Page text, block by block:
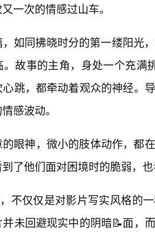
一次的情感过山车。
如同拂晓时分的第一缕阳光
故事的主角，身处一个充满
跳，都牵动着观众的神经。
感波动。
眼神，微小的肢体动作，都
了他们面对困境时的脆弱，
，不仅仅是对影片写实风格的
未回避现实中的阴暗📝面，